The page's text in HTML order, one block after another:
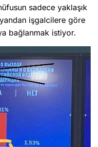
sadece yaklaşık
işgalcilere göre
bağlanmak istiyor.